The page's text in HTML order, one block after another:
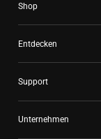
Shop
Entdecken
Support
Unternehmen